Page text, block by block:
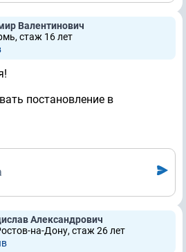
Валентинович
стаж 16 лет
постановление в
Александрович
на-Дону, стаж 26 лет